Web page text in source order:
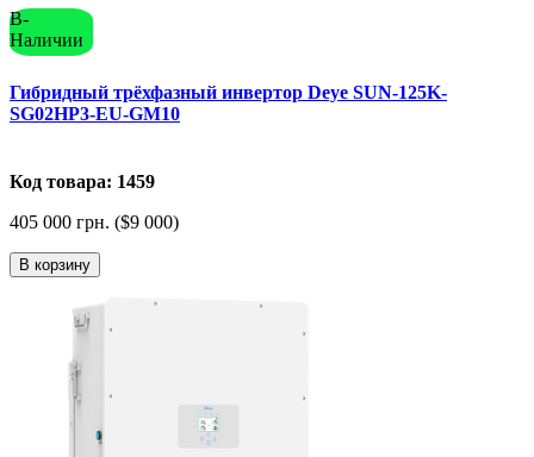
В-
Наличии
Гибридный трёхфазный инвертор Deye SUN-125K-
SG02HP3-EU-GM10
Код товара: 1459
405 000 грн. ($9 000)
В корзину